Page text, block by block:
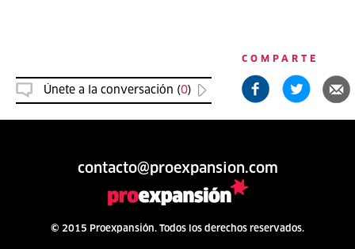
Únete a la conversación (0)
COMPARTE
contacto@proexpansion.com
© 2015 Proexpansión. Todos los derechos reservados.